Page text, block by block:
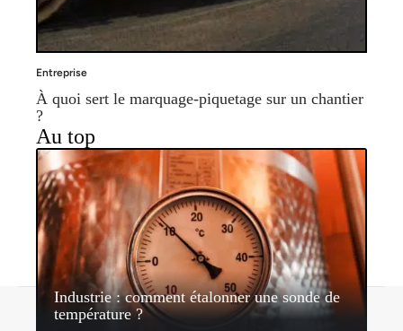
Entreprise
À quoi sert le marquage-piquetage sur un chantier
?
Au top
Industrie : comment étalonner une sonde de
température ?
Contact Mentions légales Sitemap